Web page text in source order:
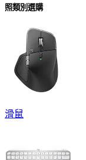
照類別選購
滑鼠